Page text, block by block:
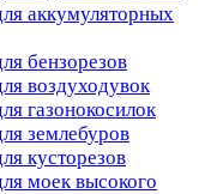
аккумуляторных
бензорезов
воздуходувок
газонокосилок
землебуров
кусторезов
моек высокого